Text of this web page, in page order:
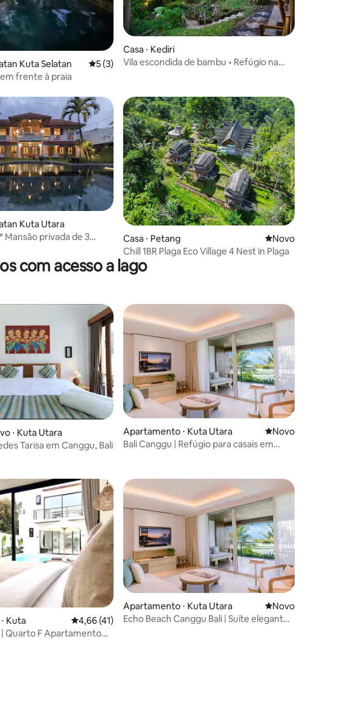
de 5, 6 avaliações
Kuta Selatan 5 de uma avaliação média de 5, 3 avaliações
5 (3)
frente à praia
Casa ⋅ Kediri
Vila escondida de bambu • Refúgio na
de 5, 3 avaliações
Kuta Utara
Mansão privada de 3
Casa ⋅ Petang Novo lugar para
Novo
Chill 1BR Plaga Eco Village 4 Nest in Plaga
com acesso a lago
⋅ Kuta Utara
Tarisa em Canggu, Bali
Apartamento ⋅ Kuta Utara Novo lugar para
Novo
Bali Canggu | Refúgio para casais em
Kuta 4,66 de uma avaliação média de 5, 41 avaliações
4,66 (41)
Quarto F Apartamento
Apartamento ⋅ Kuta Utara Novo lugar para
Novo
Echo Beach Canggu Bali | Suíte elegante